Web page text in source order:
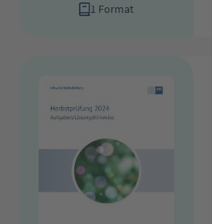
1 Format